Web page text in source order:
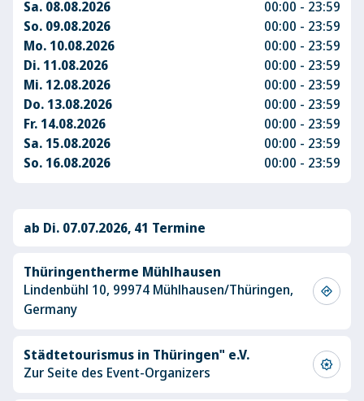
Sa. 08.08.2026
00:00 - 23:59
So. 09.08.2026
00:00 - 23:59
Mo. 10.08.2026
00:00 - 23:59
Di. 11.08.2026
00:00 - 23:59
Mi. 12.08.2026
00:00 - 23:59
Do. 13.08.2026
00:00 - 23:59
Fr. 14.08.2026
00:00 - 23:59
Sa. 15.08.2026
00:00 - 23:59
So. 16.08.2026
00:00 - 23:59
ab Di. 07.07.2026, 41 Termine
Thüringentherme Mühlhausen
Lindenbühl 10, 99974 Mühlhausen/Thüringen,
Germany
directions
Städtetourismus in Thüringen" e.V.
Zur Seite des Event-Organizers
award_star